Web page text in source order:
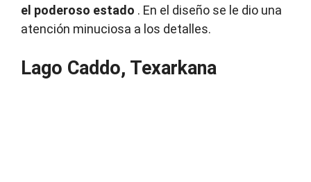
el poderoso estado . En el diseño se le dio una
atención minuciosa a los detalles.
Lago Caddo, Texarkana